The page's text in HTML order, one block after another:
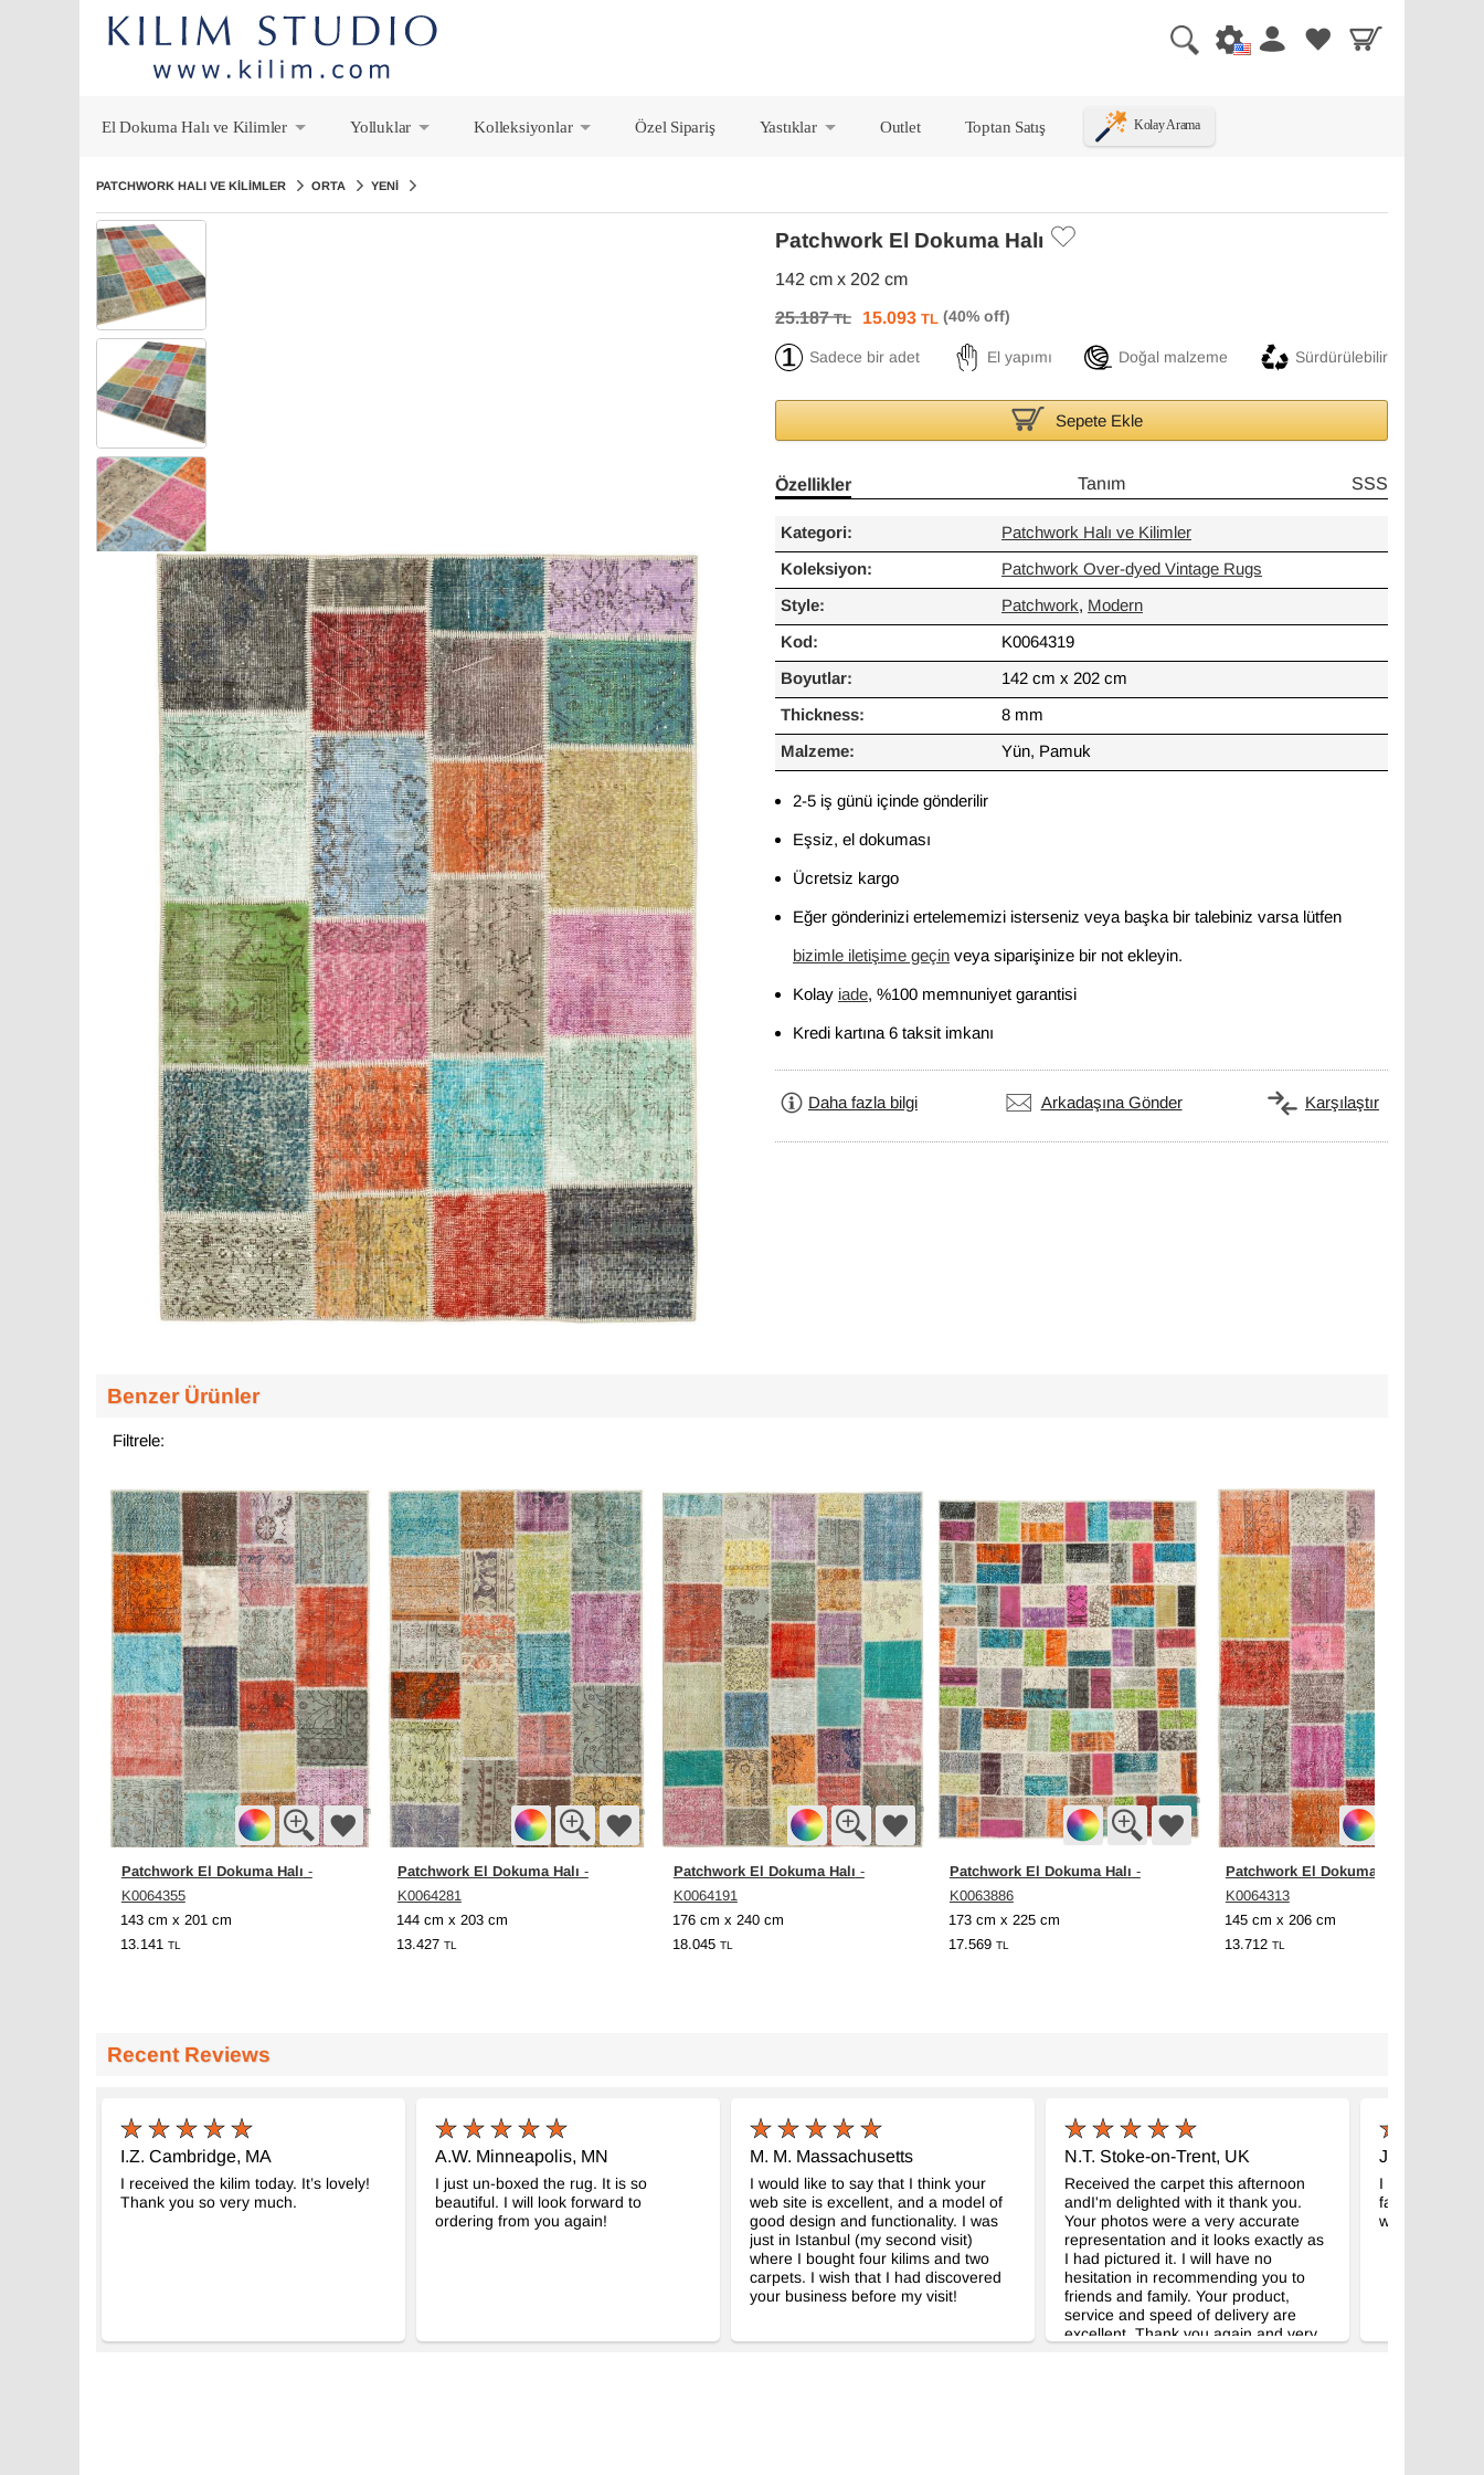
El Dokuma Halı ve Kilimler
Yolluklar
Kolleksiyonlar
Özel Sipariş
Yastıklar Outlet Toptan Satış Kolay Arama
PATCHWORK HALI VE KILIMLER ORTA YENI
Patchwork El Dokuma Halı
142 cm x 202 cm
25.187TL 15.093 TL
Sadece bir adet El yapımı Doğal malzeme Sürdürülebilir
Sepete Ekle
Özellikler Tanım SSS
Kategori: Patchwork Halı ve Kilimler
Koleksiyon: Patchwork Over-dyed Vintage Rugs
Style: Patchwork, Modern
Kod: K0064319
Boyutlar: 142 cm x 202 cm
Thickness: 8 mm
Malzeme: Yün, Pamuk
2-5 iş günü içinde gönderilir
Eşsiz, el dokuması
Ücretsiz kargo
Eğer gönderinizi ertelememizi isterseniz veya başka bir talebiniz varsa lütfen
bizimle iletişime geçin veya siparişinize bir not ekleyin.
Kolay iade, %100 memnuniyet garantisi
Kredi kartına 6 taksit imkanı
Daha fazla bilgi Arkadaşına Gönder Karşılaştır
Benzer Ürünler
Filtrele:
Patchwork El Dokuma Halı -
K0064355
143 cm x 201 cm
13.141 TL
Patchwork El Dokuma Halı -
K0064281
144 cm x 203 cm
13.427 TL
Patchwork El Dokuma Halı -
K0064191
176 cm x 240 cm
18.045 TL
Patchwork El Dokuma Halı -
K0063886
173 cm x 225 cm
17.569 TL
Patchwork El Dokuma Halı
K0064313
145 cm x 206 cm
13.712 TL
Recent Reviews
I.Z. Cambridge, MA
I received the kilim today. It’s lovely!
Thank you so very much.
A.W. Minneapolis, MN
I just un-boxed the rug. It is so
beautiful. I will look forward to
ordering from you again!
M. M. Massachusetts
I would like to say that I think your
web site is excellent, and a model of
good design and functionality. I was
just in Istanbul (my second visit)
where I bought four kilims and two
carpets. I wish that I had discovered
your business before my visit!
N.T. Stoke-on-Trent, UK
Received the carpet this afternoon
andI'm delighted with it thank you.
Your photos were a very accurate
representation and it looks exactly as
I had pictured it. I will have no
hesitation in recommending you to
friends and family. Your product,
service and speed of delivery are
excellent. Thank you again and very
J. K. Illinois
I received the
fantastic,
well.